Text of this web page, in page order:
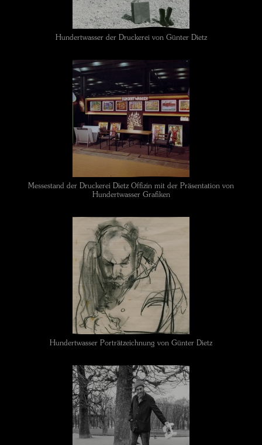
Hundertwasser der Druckerei von Günter Dietz
Messestand der Druckerei Dietz Offizin mit der Präsentation von
Hundertwasser Grafiken
Hundertwasser Porträtzeichnung von Günter Dietz